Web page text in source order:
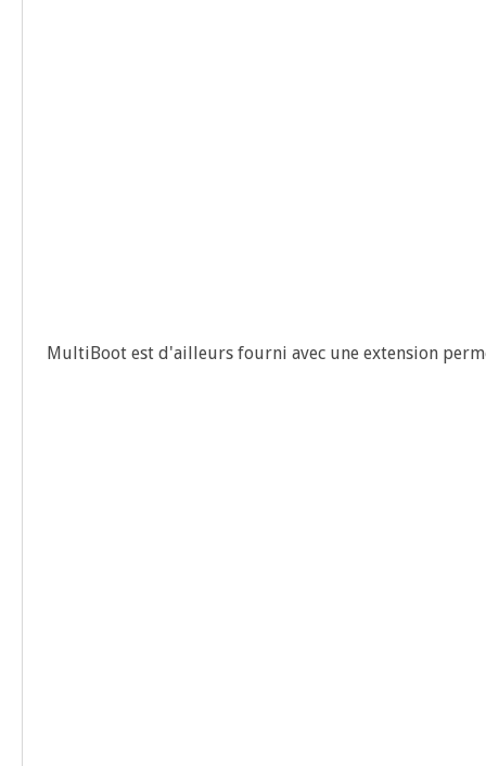
Mul­ti­Boot est d'ailleurs four­ni avec une exten­sion